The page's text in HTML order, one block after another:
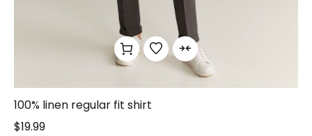
100% linen regular fit shirt
$19.99